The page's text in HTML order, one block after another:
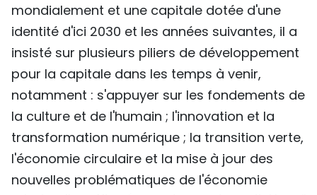
mondialement et une capitale dotée d'une
identité d'ici 2030 et les années suivantes, il a
insisté sur plusieurs piliers de développement
pour la capitale dans les temps à venir,
notamment : s'appuyer sur les fondements de
la culture et de l'humain ; l'innovation et la
transformation numérique ; la transition verte,
l'économie circulaire et la mise à jour des
nouvelles problématiques de l'économie